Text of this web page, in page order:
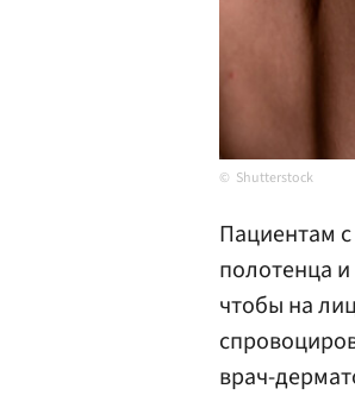
Shutterstock
Пациентам
полотенца
чтобы на
врач-